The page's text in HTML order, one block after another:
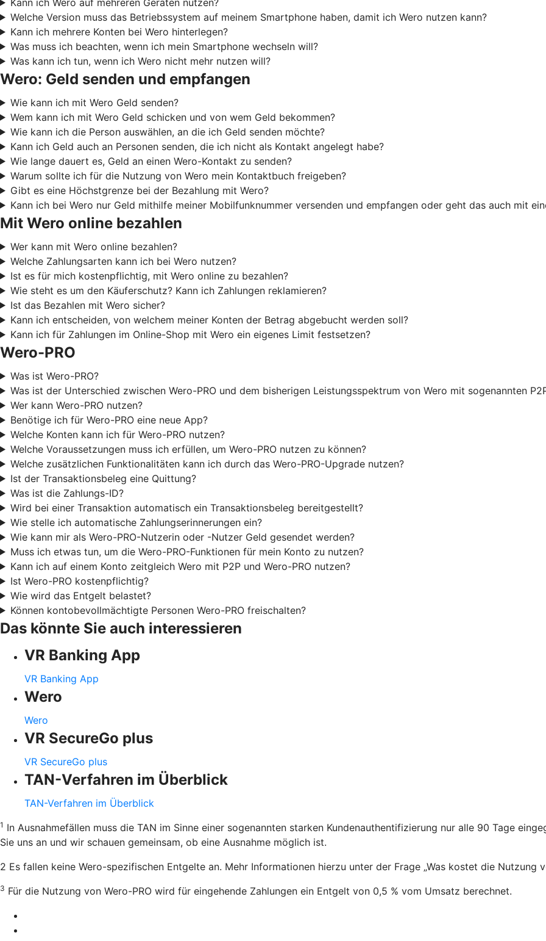
Welche Version muss das Betriebssystem auf meinem Smartphone haben, damit ich Wero nutzen kann?
Kann ich mehrere Konten bei Wero hinterlegen?
Was muss ich beachten, wenn ich mein Smartphone wechseln will?
Was kann ich tun, wenn ich Wero nicht mehr nutzen will?
Wero: Geld senden und empfangen
Wie kann ich mit Wero Geld senden?
Wem kann ich mit Wero Geld schicken und von wem Geld bekommen?
Wie kann ich die Person auswählen, an die ich Geld senden möchte?
Kann ich Geld auch an Personen senden, die ich nicht als Kontakt angelegt habe?
Wie lange dauert es, Geld an einen Wero-Kontakt zu senden?
Warum sollte ich für die Nutzung von Wero mein Kontaktbuch freigeben?
Gibt es eine Höchstgrenze bei der Bezahlung mit Wero?
Kann ich bei Wero nur Geld mithilfe meiner Mobilfunknummer versenden und empfangen oder geht das auch mit
Mit Wero online bezahlen
Wer kann mit Wero online bezahlen?
Welche Zahlungsarten kann ich bei Wero nutzen?
Ist es für mich kostenpflichtig, mit Wero online zu bezahlen?
Wie steht es um den Käuferschutz? Kann ich Zahlungen reklamieren?
Ist das Bezahlen mit Wero sicher?
Kann ich entscheiden, von welchem meiner Konten der Betrag abgebucht werden soll?
Kann ich für Zahlungen im Online-Shop mit Wero ein eigenes Limit festsetzen?
Wero-PRO
Was ist Wero-PRO?
Was ist der Unterschied zwischen Wero-PRO und dem bisherigen Leistungsspektrum von Wero mit sogenannten
Wer kann Wero-PRO nutzen?
Benötige ich für Wero-PRO eine neue App?
Welche Konten kann ich für Wero-PRO nutzen?
Welche Voraussetzungen muss ich erfüllen, um Wero-PRO nutzen zu können?
Welche zusätzlichen Funktionalitäten kann ich durch das Wero-PRO-Upgrade nutzen?
Ist der Transaktionsbeleg eine Quittung?
Was ist die Zahlungs-ID?
Wird bei einer Transaktion automatisch ein Transaktionsbeleg bereitgestellt?
Wie stelle ich automatische Zahlungserinnerungen ein?
Wie kann mir als Wero-PRO-Nutzerin oder -Nutzer Geld gesendet werden?
Muss ich etwas tun, um die Wero-PRO-Funktionen für mein Konto zu nutzen?
Kann ich auf einem Konto zeitgleich Wero mit P2P und Wero-PRO nutzen?
Ist Wero-PRO kostenpflichtig?
Wie wird das Entgelt belastet?
Können kontobevollmächtigte Personen Wero-PRO freischalten?
Das könnte Sie auch interessieren
VR Banking App
VR Banking App
Wero
Wero
VR SecureGo plus
VR SecureGo plus
TAN-Verfahren im Überblick
TAN-Verfahren im Überblick
1 In Ausnahmefällen muss die TAN im Sinne einer sogenannten starken Kundenauthentifizierung nur alle 90 Tage
Sie uns an und wir schauen gemeinsam, ob eine Ausnahme möglich ist.
2 Es fallen keine Wero-spezifischen Entgelte an. Mehr Informationen hierzu unter der Frage „Was kostet die Nutzung
3 Für die Nutzung von Wero-PRO wird für eingehende Zahlungen ein Entgelt von 0,5 % vom Umsatz berechnet.